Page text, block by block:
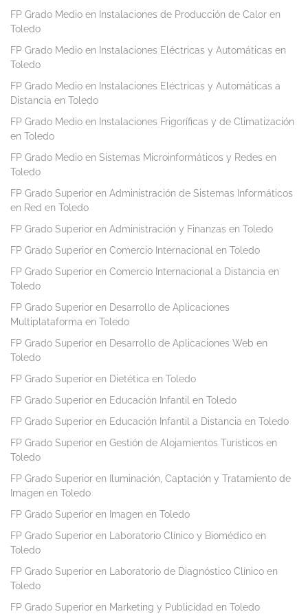
FP Grado Medio en Instalaciones de Producción de Calor en
Toledo
FP Grado Medio en Instalaciones Eléctricas y Automáticas en
Toledo
FP Grado Medio en Instalaciones Eléctricas y Automáticas a
Distancia en Toledo
FP Grado Medio en Instalaciones Frigoríficas y de Climatización
en Toledo
FP Grado Medio en Sistemas Microinformáticos y Redes en
Toledo
FP Grado Superior en Administración de Sistemas Informáticos
en Red en Toledo
FP Grado Superior en Administración y Finanzas en Toledo
FP Grado Superior en Comercio Internacional en Toledo
FP Grado Superior en Comercio Internacional a Distancia en
Toledo
FP Grado Superior en Desarrollo de Aplicaciones
Multiplataforma en Toledo
FP Grado Superior en Desarrollo de Aplicaciones Web en
Toledo
FP Grado Superior en Dietética en Toledo
FP Grado Superior en Educación Infantil en Toledo
FP Grado Superior en Educación Infantil a Distancia en Toledo
FP Grado Superior en Gestión de Alojamientos Turísticos en
Toledo
FP Grado Superior en Iluminación, Captación y Tratamiento de
Imagen en Toledo
FP Grado Superior en Imagen en Toledo
FP Grado Superior en Laboratorio Clínico y Biomédico en
Toledo
FP Grado Superior en Laboratorio de Diagnóstico Clínico en
Toledo
FP Grado Superior en Marketing y Publicidad en Toledo